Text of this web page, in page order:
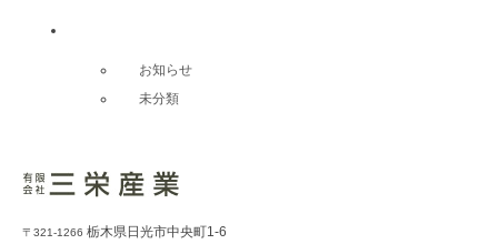
お知らせ
未分類
〒321-1266 栃木県日光市中央町1-6